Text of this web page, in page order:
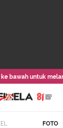
ke bawah untuk
FOTO